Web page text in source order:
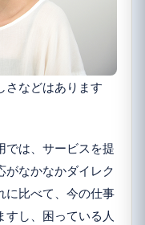
などはあります
では、サービスを提
がなかなかダイレク
に比べて、今の仕事
すし、困っている人